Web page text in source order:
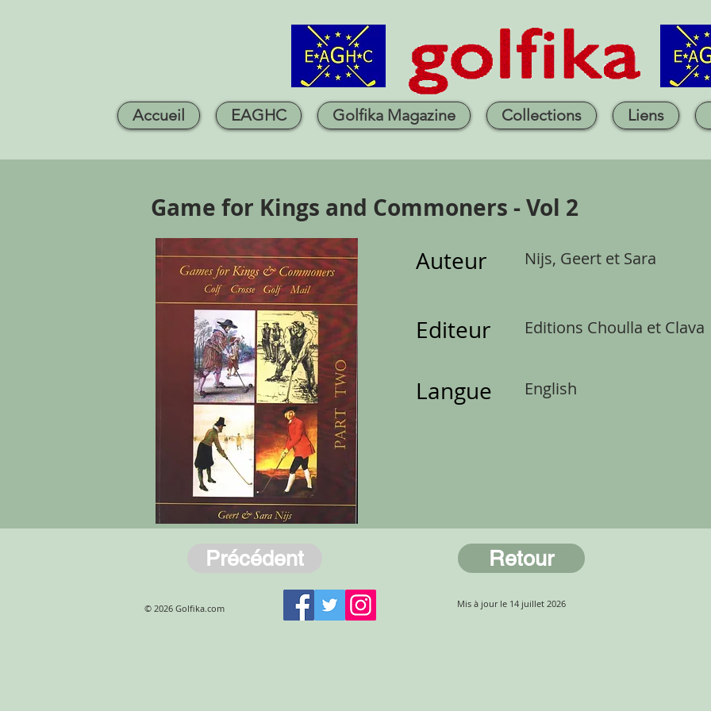
Accueil EAGHC Golfika Magazine Collections Liens
Game for Kings and Commoners - Vol 2
Auteur Nijs, Geert et Sara
Editeur Editions Choulla et Clava
Langue English
Précédent Retour
© 2026 Golfika.com Mis à jour le 14 juillet 2026